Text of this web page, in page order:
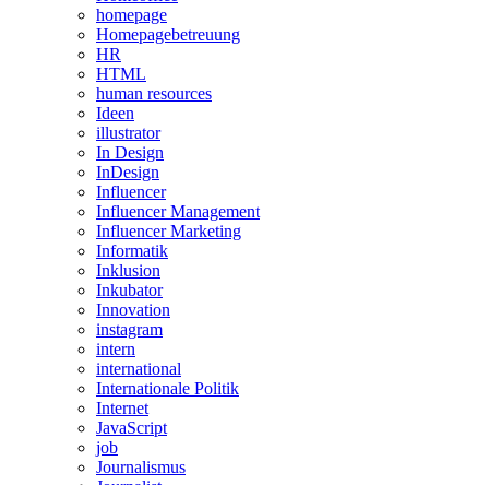
homepage
Homepagebetreuung
HR
HTML
human resources
Ideen
illustrator
In Design
InDesign
Influencer
Influencer Management
Influencer Marketing
Informatik
Inklusion
Inkubator
Innovation
instagram
intern
international
Internationale Politik
Internet
JavaScript
job
Journalismus